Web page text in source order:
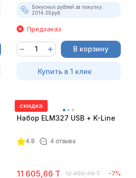
Бонусных рублей за покупку:
2014.05руб.
Предзаказ
В корзину
Купить в 1 клик
скидка
Набор ELM327 USB + K-Line
4.8 4 отзыва
11 605,66 T 12 480,46 T -7%